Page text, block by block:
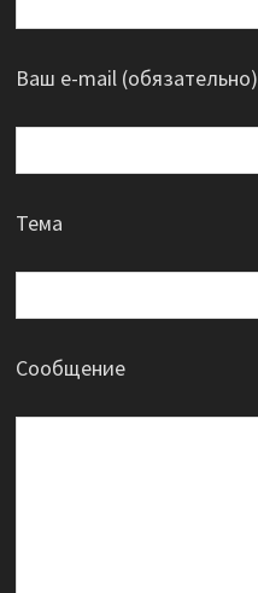
Ваш e-mail (обязательно)
Тема
Сообщение